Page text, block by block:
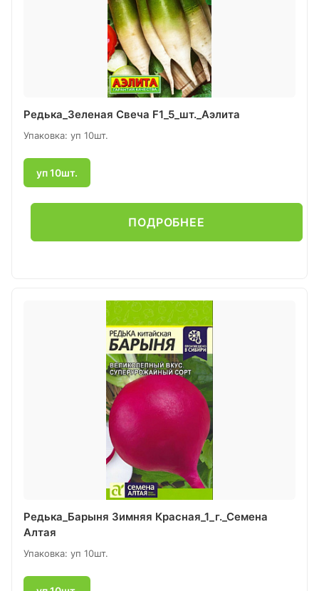
Редька_Зеленая Свеча F1_5_шт._Аэлита
Упаковка: уп 10шт.
уп 10шт.
ПОДРОБНЕЕ
Редька_Барыня Зимняя Красная_1_г._Семена
Алтая
Упаковка: уп 10шт.